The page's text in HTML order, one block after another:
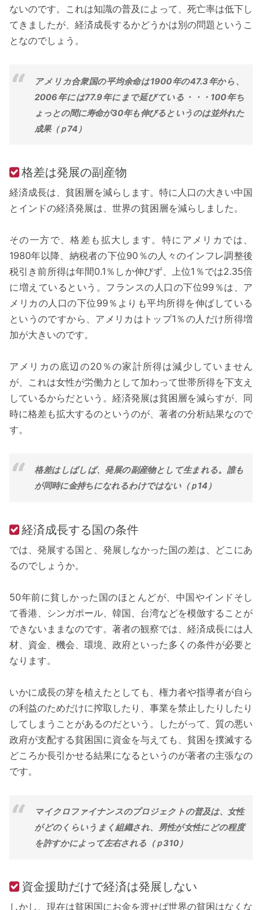
ないのです。これは知識の普及によって、死亡率は低下し
てきましたが、経済成長するかどうかは別の問題というこ
となのでしょう。
アメリカ合衆国の平均余命は1900年の47.3年から、
2006年には77.9年にまで延びている・・・100年ち
ょっとの間に寿命が30年も伸びるというのは並外れた
成果（ｐ74）
格差は発展の副産物
経済成長は、貧困層を減らします。特に人口の大きい中国
とインドの経済発展は、世界の貧困層を減らしました。
その一方で、格差も拡大します。特にアメリカでは、
1980年以降、納税者の下位90％の人々のインフレ調整後
税引き前所得は年間0.1％しか伸びず、上位1％では2.35倍
に増えているという。フランスの人口の下位99％は、ア
メリカの人口の下位99％よりも平均所得を伸ばしている
というのですから、アメリカはトップ1％の人だけ所得増
加が大きいのです。
アメリカの底辺の20％の家計所得は減少していません
が、これは女性が労働力として加わって世帯所得を下支え
しているからだという。経済発展は貧困層を減らすが、同
時に格差も拡大するのというのが、著者の分析結果なので
す。
格差はしばしば、発展の副産物として生まれる。誰も
が同時に金持ちになれるわけではない（ｐ14）
経済成長する国の条件
では、発展する国と、発展しなかった国の差は、どこにあ
るのでしょうか。
50年前に貧しかった国のほとんどが、中国やインドそし
て香港、シンガポール、韓国、台湾などを模倣することが
できないままなのです。著者の観察では、経済成長には人
材、資金、機会、環境、政府といった多くの条件が必要と
なります。
いかに成長の芽を植えたとしても、権力者や指導者が自ら
の利益のためだけに搾取したり、事業を禁止したりしたり
してしまうことがあるのだという。したがって、質の悪い
政府が支配する貧困国に資金を与えても、貧困を撲滅する
どころか長引かせる結果になるというのが著者の主張なの
です。
マイクロファイナンスのプロジェクトの普及は、女性
がどのくらいうまく組織され、男性が女性にどの程度
を許すかによって左右される（ｐ310）
資金援助だけで経済は発展しない
しかし、現在は貧困国にお金を渡せば世界の貧困はなくな